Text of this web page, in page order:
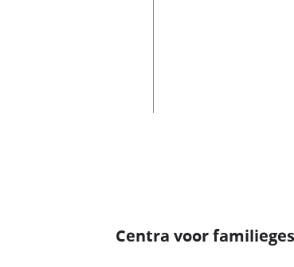
Centra voor